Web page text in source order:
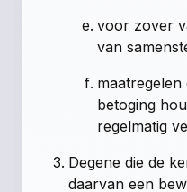
voor zover
van
maatregelen
betoging
regelmatig
Degene die de
daarvan een